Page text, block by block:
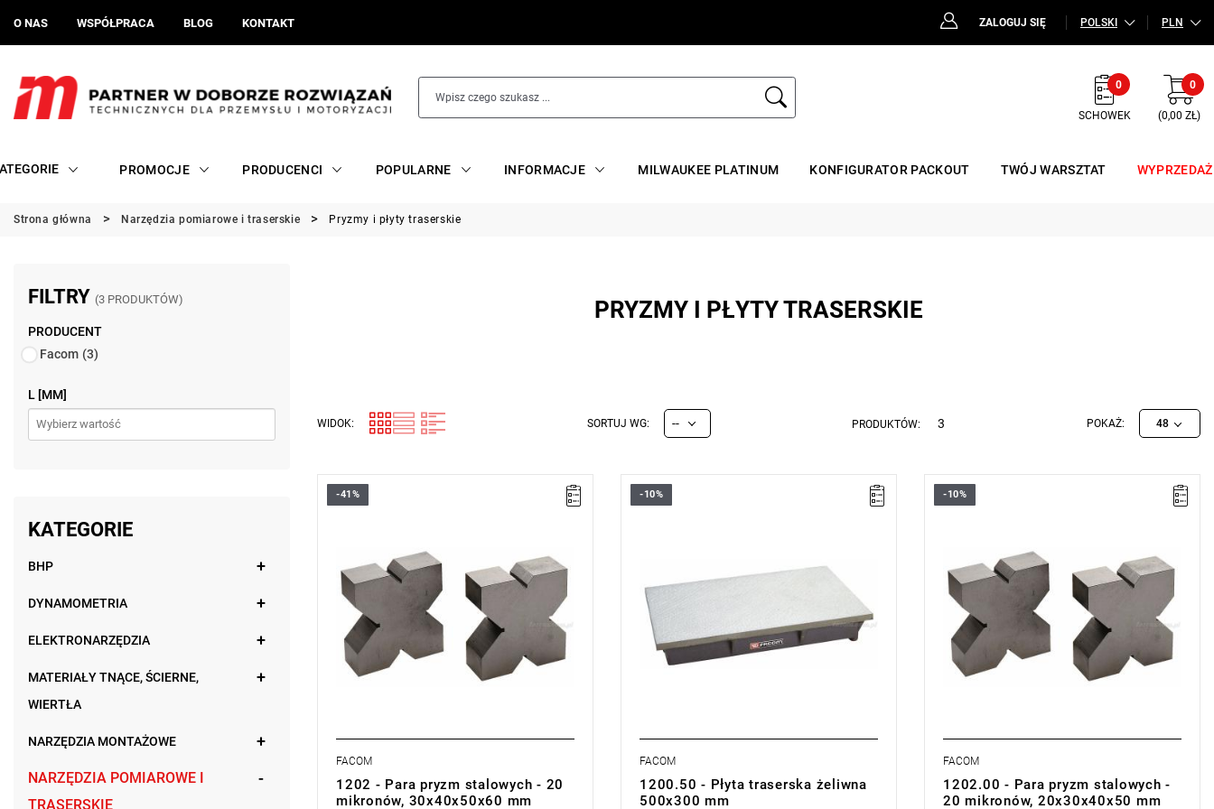
O NAS WSPÓŁPRACA BLOG KONTAKT ZALOGUJ SIĘ POLSKI PLN
0
SCHOWEK
0
(0,00 ZŁ)
PROMOCJE PRODUCENCI POPULARNE INFORMACJE MILWAUKEE PLATINUM KONFIGURATOR PACKOUT TWÓJ WARSZTAT WYPRZEDAŻ
Strona główna Narzędzia pomiarowe i traserskie Pryzmy i płyty traserskie
FILTRY (3 PRODUKTÓW)
PRODUCENT
Facom (3)
L [MM]
KATEGORIE
BHP
DYNAMOMETRIA
ELEKTRONARZĘDZIA
MATERIAŁY TNĄCE, ŚCIERNE,
WIERTŁA
NARZĘDZIA MONTAŻOWE
NARZĘDZIA POMIAROWE I
TRASERSKIE
PRYZMY I PŁYTY TRASERSKIE
WIDOK: SORTUJ WG: -- PRODUKTÓW: 3 POKAŻ: 48
Waga: 7,371 kg.
-41%
FACOM
1202 - Para pryzm stalowych - 20
mikronów, 30x40x50x60 mm
Długość: 500 mm,
-10%
FACOM
1200.50 - Płyta traserska żeliwna
500x300 mm
Waga: 2,808 kg.
-10%
FACOM
1202.00 - Para pryzm stalowych -
20 mikronów, 20x30x40x50 mm